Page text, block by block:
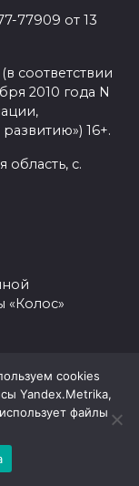
77909 от 13
соответствии
2010 года N
16+.
область, с.
«Колос»
данных с
cookies
Yandex.Metrika,
файлы